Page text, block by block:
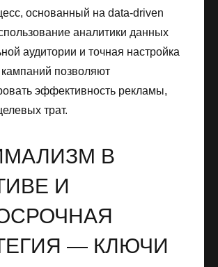
основанный на data-driven
аналитики данных
аудитории и точная настройка
позволяют
эффективность рекламы,
трат.
В
И
— КЛЮЧИ